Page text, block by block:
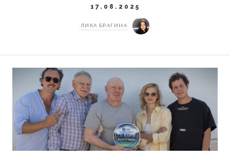
17.08.2025
ЛИКА БРАГИНА